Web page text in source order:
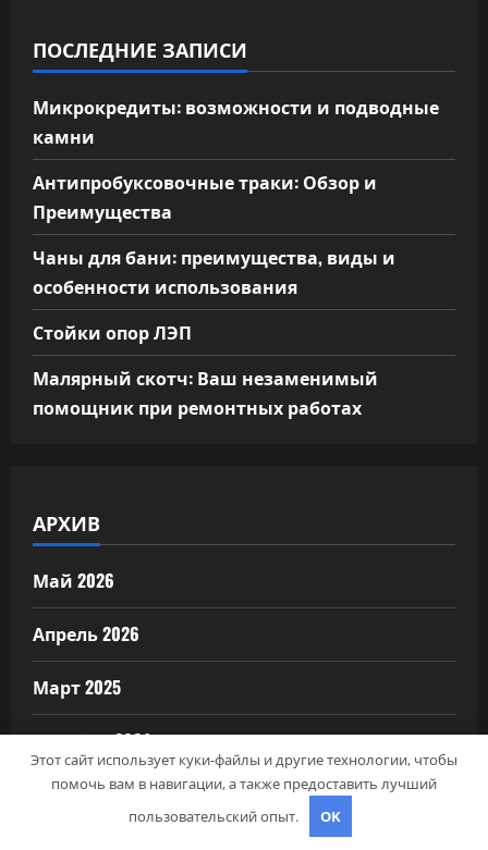
ПОСЛЕДНИЕ ЗАПИСИ
Микрокредиты: возможности и подводные
камни
Антипробуксовочные траки: Обзор и
Преимущества
Чаны для бани: преимущества, виды и
особенности использования
Стойки опор ЛЭП
Малярный скотч: Ваш незаменимый
помощник при ремонтных работах
АРХИВ
Май 2026
Апрель 2026
Март 2025
Октябрь 2024
Август 2024
Этот сайт использует куки-файлы и другие технологии, чтобы
помочь вам в навигации, а также предоставить лучший
пользовательский опыт.
OK